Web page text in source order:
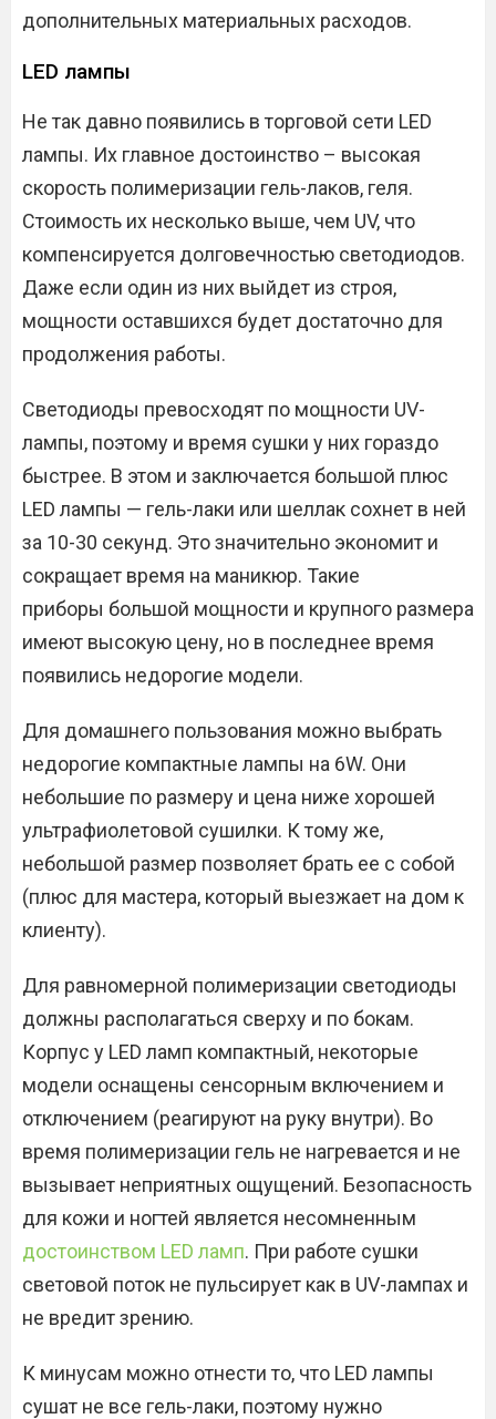
дополнительных материальных расходов.
LED лампы
Не так давно появились в торговой сети LED
лампы. Их главное достоинство – высокая
скорость полимеризации гель-лаков, геля.
Стоимость их несколько выше, чем UV, что
компенсируется долговечностью светодиодов.
Даже если один из них выйдет из строя,
мощности оставшихся будет достаточно для
продолжения работы.
Светодиоды превосходят по мощности UV-
лампы, поэтому и время сушки у них гораздо
быстрее. В этом и заключается большой плюс
LED лампы — гель-лаки или шеллак сохнет в ней
за 10-30 секунд. Это значительно экономит и
сокращает время на маникюр. Такие
приборы большой мощности и крупного размера
имеют высокую цену, но в последнее время
появились недорогие модели.
Для домашнего пользования можно выбрать
недорогие компактные лампы на 6W. Они
небольшие по размеру и цена ниже хорошей
ультрафиолетовой сушилки. К тому же,
небольшой размер позволяет брать ее с собой
(плюс для мастера, который выезжает на дом к
клиенту).
Для равномерной полимеризации светодиоды
должны располагаться сверху и по бокам.
Корпус у LED ламп компактный, некоторые
модели оснащены сенсорным включением и
отключением (реагируют на руку внутри). Во
время полимеризации гель не нагревается и не
вызывает неприятных ощущений. Безопасность
для кожи и ногтей является несомненным
достоинством LED ламп. При работе сушки
световой поток не пульсирует как в UV-лампах и
не вредит зрению.
К минусам можно отнести то, что LED лампы
сушат не все гель-лаки, поэтому нужно